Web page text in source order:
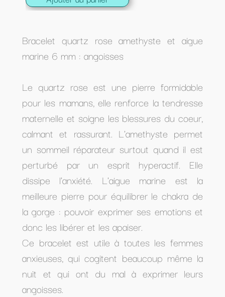
Bracelet quartz rose amethyste et aigue
marine 6 mm : angoisses
Le quartz rose est une pierre formidable
pour les mamans, elle renforce la tendresse
maternelle et soigne les blessures du coeur,
calmant et rassurant. L'amethyste permet
un sommeil réparateur surtout quand il est
perturbé par un esprit hyperactif. Elle
dissipe l'anxiété. L'aigue marine est la
meilleure pierre pour équilibrer le chakra de
la gorge : pouvoir exprimer ses emotions et
donc les libérer et les apaiser.
Ce bracelet est utile à toutes les femmes
anxieuses, qui cogitent beaucoup même la
nuit et qui ont du mal à exprimer leurs
angoisses.